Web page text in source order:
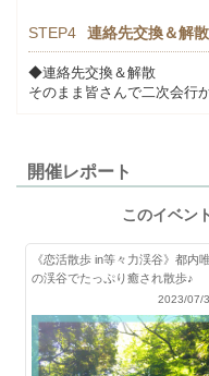
STEP4 連絡先交換＆解散
◆連絡先交換＆解散
そのまま皆さんで二次会行
開催レポート
このイベン
《恋活散歩 in等々力渓谷》都内
の渓谷でたっぷり癒され散歩♪
2023/07/